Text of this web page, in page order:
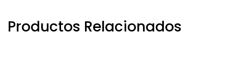
Productos Relacionados